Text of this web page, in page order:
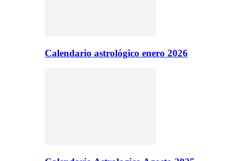
Calendario astrológico enero 2026